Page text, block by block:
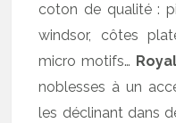
coton de qualité :
windsor, côtes
micro motifs…
noblesses à un
les déclinant dans